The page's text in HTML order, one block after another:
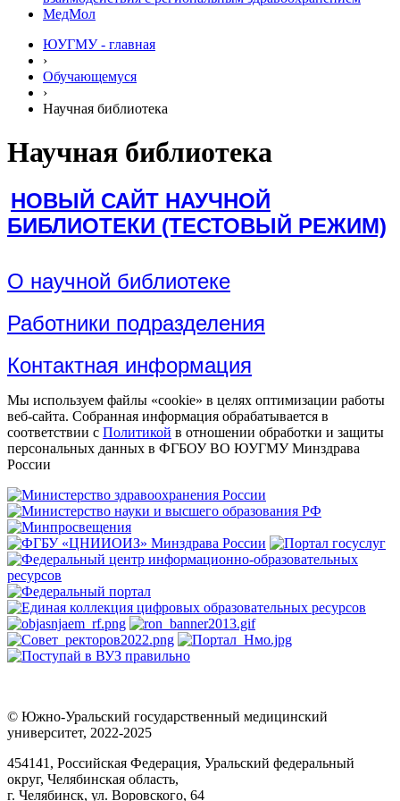
МедМол
ЮУГМУ - главная
›
Обучающемуся
›
Научная библиотека
Научная библиотека
НОВЫЙ САЙТ НАУЧНОЙ
БИБЛИОТЕКИ (ТЕСТОВЫЙ РЕЖИМ)
О научной библиотеке
Работники подразделения
Контактная информация
Мы используем файлы «cookie» в целях оптимизации работы
веб-сайта. Собранная информация обрабатывается в
соответствии с Политикой в отношении обработки и защиты
персональных данных в ФГБОУ ВО ЮУГМУ Минздрава
России
© Южно-Уральский государственный медицинский
университет, 2022-2025
454141, Российская Федерация, Уральский федеральный
округ, Челябинская область,
г. Челябинск, ул. Воровского, 64